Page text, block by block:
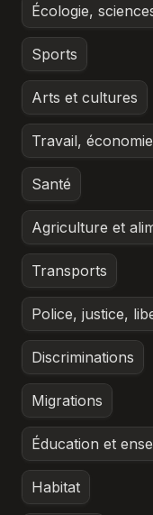
Écologie,
Sports
Arts et cultures
Travail,
Santé
Agriculture et
Transports
Police, justice,
Discriminations
Migrations
Éducation et
Habitat